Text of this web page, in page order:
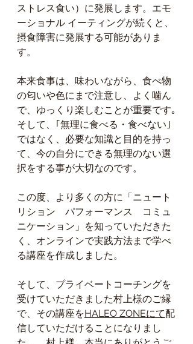
ストレス食い）に発展します。エモ
ーショナル イーティングが続くと、
摂食障害に発展する可能がありま
す。
本来食事は、味わいながら、食べ物
の匂いや色にまで注意し、よく噛ん
で、ゆっくり楽しむことが重要です｡
そして、｢無理に食べる・食べない｣
ではなく、必要な知識と目的を持っ
て、今の自分にできる無理のない選
択をする事が大切なのです。
この度、より多くの方に「ニュート
リション　パフォーマンス　コミュ
ニケーション」を知っていただきた
く、オンラインで実践方法まで学べ
る講座を作成しました。
そして、プライベートコーチングを
受けていただきました村上様のご縁
で、その講座をHALEO ZONEにて配
信していただけることになりまし